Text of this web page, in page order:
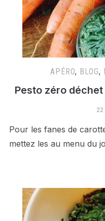
APÉRO, BLOG,
Pesto zéro
22
Pour les fanes de
mettez les au menu du